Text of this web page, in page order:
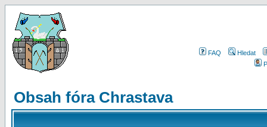
FAQ
Hledat
Obsah fóra Chrastava